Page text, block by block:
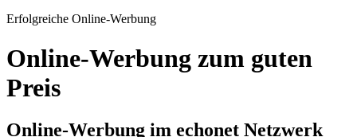
Erfolgreiche Online-Werbung
Online-Werbung zum guten
Preis
Online-Werbung im echonet Netzwerk